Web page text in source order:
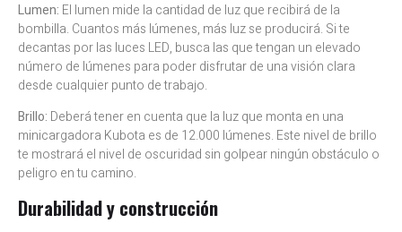
Lumen: El lumen mide la cantidad de luz que recibirá de la
bombilla. Cuantos más lúmenes, más luz se producirá. Si te
decantas por las luces LED, busca las que tengan un elevado
número de lúmenes para poder disfrutar de una visión clara
desde cualquier punto de trabajo.
Brillo: Deberá tener en cuenta que la luz que monta en una
minicargadora Kubota es de 12.000 lúmenes. Este nivel de brillo
te mostrará el nivel de oscuridad sin golpear ningún obstáculo o
peligro en tu camino.
Durabilidad y construcción